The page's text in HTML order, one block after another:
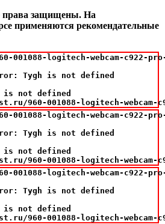
права защищены. На
применяются рекомендательные
logitech-webcam-c922-
Tygh is not defined
is not defined
960-001088-logitech-
logitech-webcam-c922-pro-
Tygh is not defined
is not defined
960-001088-logitech-
logitech-webcam-c922-
Tygh is not defined
is not defined
960-001088-logitech-